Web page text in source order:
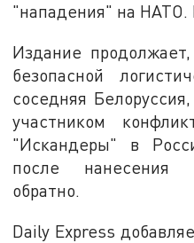
"нападения" на НАТО.
Издание
безопасной
соседняя
участником
"Искандеры" в
после нанесения
обратно.
Daily Express